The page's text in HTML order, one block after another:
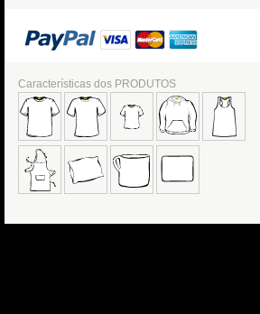
Características dos PRODUTOS